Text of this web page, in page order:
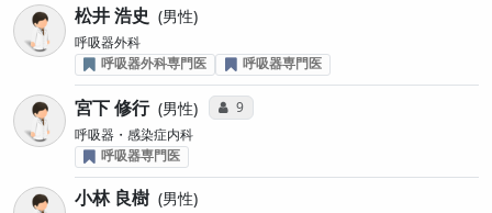
松井 浩史 男性
呼吸器外科
呼吸器外科専門医
呼吸器専門医
宮下 修行 男性 コミュニケーション・タイプ投票数
9
呼吸器・感染症内科
呼吸器専門医
小林 良樹 男性